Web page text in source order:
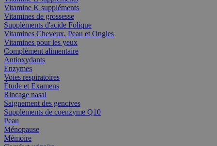
Vitamine K suppléments
Vitamines de grossesse
Suppléments d'acide Folique
Vitamines Cheveux, Peau et Ongles
Vitamines pour les yeux
Complément alimentaire
Antioxydants
Enzymes
Voies respiratoires
Étude et Examens
Rincage nasal
Saignement des gencives
Suppléments de coenzyme Q10
Peau
Ménopause
Mémoire